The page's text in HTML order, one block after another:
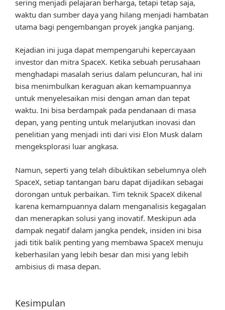
sering menjadi pelajaran berharga, tetapi tetap saja,
waktu dan sumber daya yang hilang menjadi hambatan
utama bagi pengembangan proyek jangka panjang.
Kejadian ini juga dapat mempengaruhi kepercayaan
investor dan mitra SpaceX. Ketika sebuah perusahaan
menghadapi masalah serius dalam peluncuran, hal ini
bisa menimbulkan keraguan akan kemampuannya
untuk menyelesaikan misi dengan aman dan tepat
waktu. Ini bisa berdampak pada pendanaan di masa
depan, yang penting untuk melanjutkan inovasi dan
penelitian yang menjadi inti dari visi Elon Musk dalam
mengeksplorasi luar angkasa.
Namun, seperti yang telah dibuktikan sebelumnya oleh
SpaceX, setiap tantangan baru dapat dijadikan sebagai
dorongan untuk perbaikan. Tim teknik SpaceX dikenal
karena kemampuannya dalam menganalisis kegagalan
dan menerapkan solusi yang inovatif. Meskipun ada
dampak negatif dalam jangka pendek, insiden ini bisa
jadi titik balik penting yang membawa SpaceX menuju
keberhasilan yang lebih besar dan misi yang lebih
ambisius di masa depan.
Kesimpulan